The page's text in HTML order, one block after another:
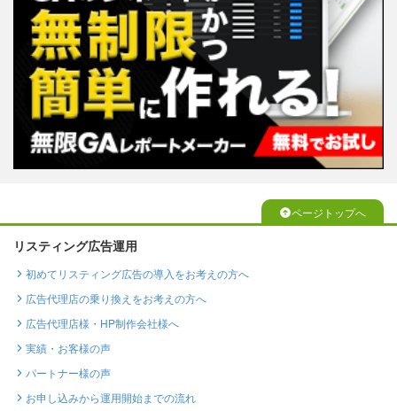
ページトップへ
リスティング広告運用
初めてリスティング広告の導入をお考えの方へ
広告代理店の乗り換えをお考えの方へ
広告代理店様・HP制作会社様へ
実績・お客様の声
パートナー様の声
お申し込みから運用開始までの流れ